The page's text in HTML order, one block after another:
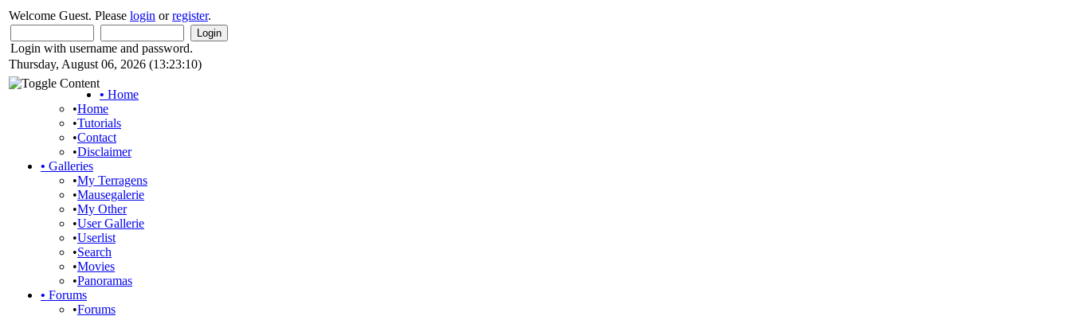
Welcome Guest. Please login orregister.
Login with username and password.
Thursday, August 06, 2026 (13:23:10)
• Home
•Home
•Tutorials
•Contact
•Disclaimer
• Galleries
•My Terragens
•Mausegalerie
•My Other
•User Gallerie
•Userlist
•Search
•Movies
•Panoramas
• Forums
•Forums